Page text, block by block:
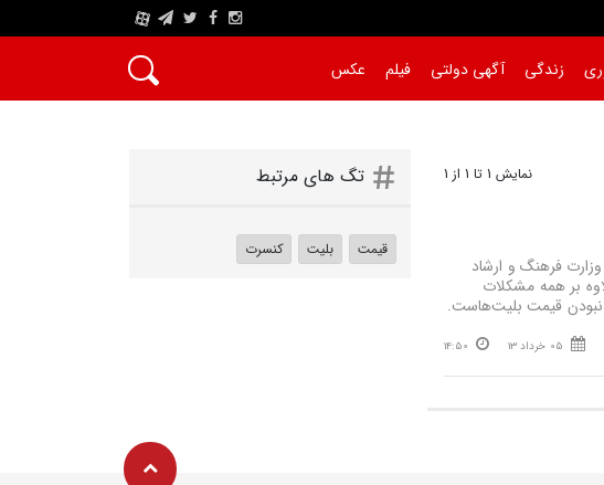
A
زندگی آگهی دولتی فیلم عکس
نمایش 1 تا 1 از 1
فرهنگ و ارشاد
بر همه مشکلات
نبودن قیمت بلیت‌هاست.
05 خرداد 13 14:50
تگ های مرتبط
قیمت بلیت کنسرت